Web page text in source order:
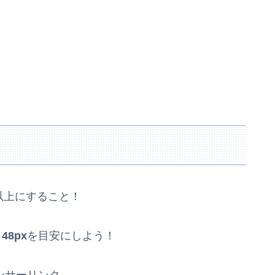
上にすること！
48pxを目安にしよう！